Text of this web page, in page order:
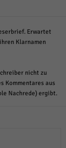
Erwartet
Klarnamen
nicht zu
Kommentares aus
Nachrede) ergibt.